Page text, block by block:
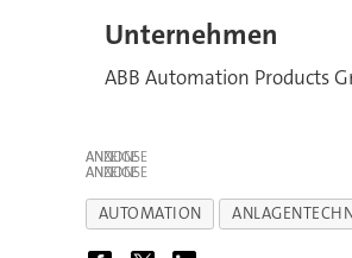
Unternehmen
ABB Automation Products
ANZEIGE
ANZEIGE
AUTOMATION